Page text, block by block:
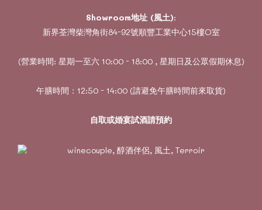
Showroom地址 (風土):
新界荃灣柴灣角街84-92號順豐工業中心15樓O室
(營業時間: 星期一至六 10:00 - 18:00 , 星期日及公眾假期休息)
午膳時間：12:50 - 14:00 (請避免午膳時間前來取貨)
自取或婚宴試酒請預約